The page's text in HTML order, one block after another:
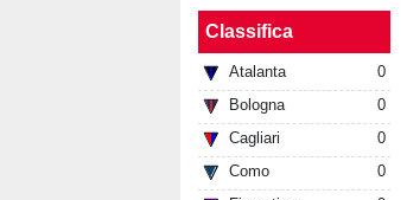
Classifica
Atalanta
0
Bologna
0
Cagliari
0
Como
0